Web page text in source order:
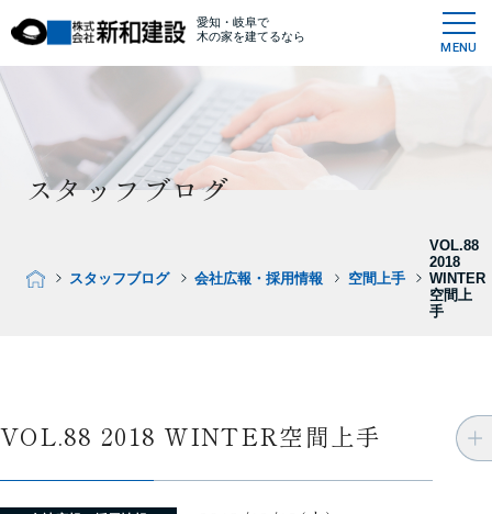
愛知・岐阜で
木の家を建てるなら
MENU
スタッフブログ
スタッフブログ 会社広報・採用情報 空間上手
VOL.88
2018
WINTER
空間上
手
VOL.88 2018 WINTER空間上手